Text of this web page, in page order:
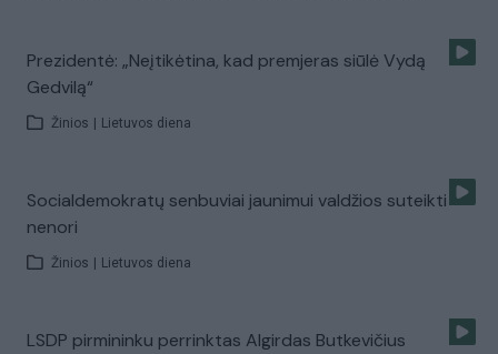
Prezidentė: „Neįtikėtina, kad premjeras siūlė Vydą
Gedvilą“
Žinios Lietuvos diena
Socialdemokratų senbuviai jaunimui valdžios suteikti
nenori
Žinios Lietuvos diena
LSDP pirmininku perrinktas Algirdas Butkevičius